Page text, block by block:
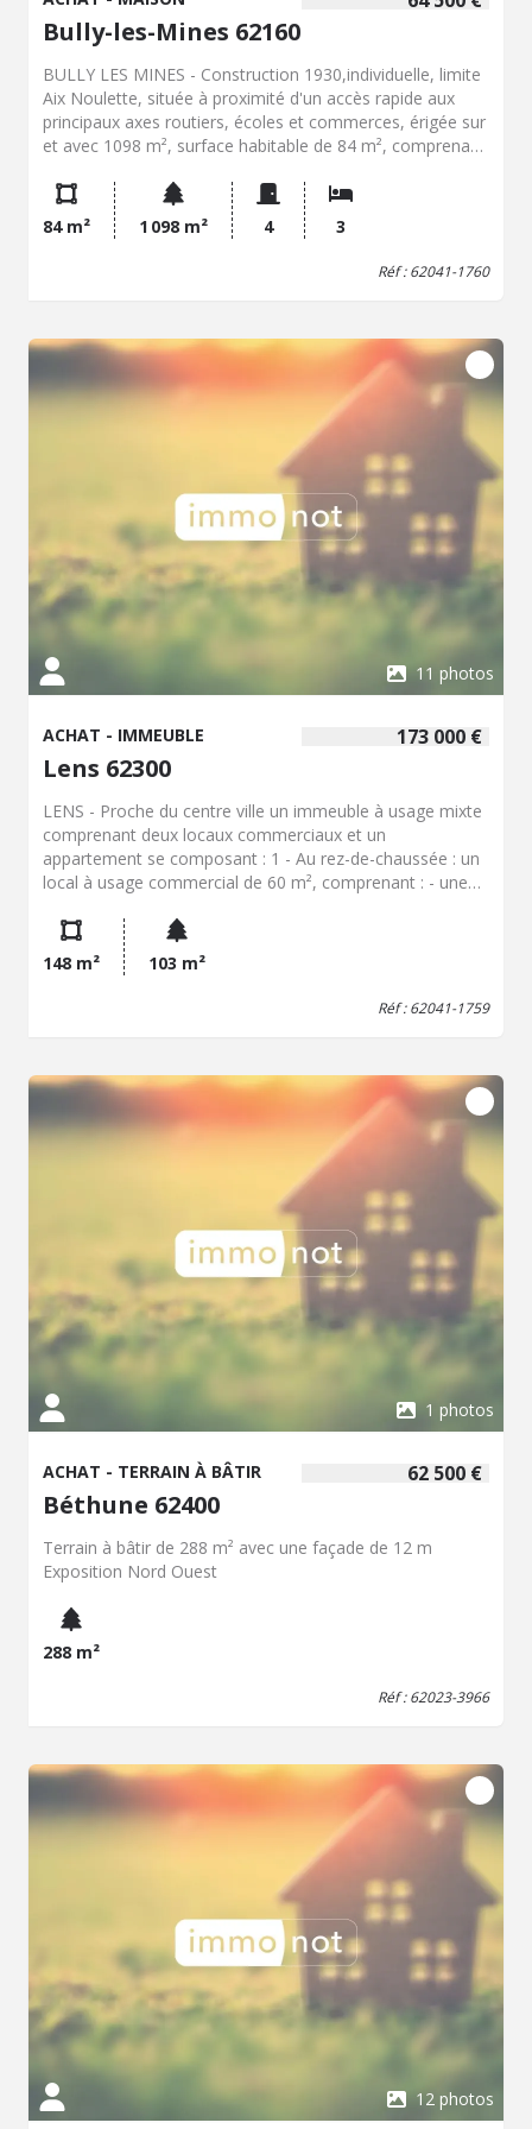
Bully-les-Mines 62160
BULLY LES MINES - Construction 1930,individuelle, limite
Aix Noulette, située à proximité d'un accès rapide aux
principaux axes routiers, écoles et commerces, érigée sur
et avec 1098 m², surface habitable de 84 m², comprenant
avec coin kitchenette, chambre, salle de bains, wc - A
l'Etage : Deux chambres - Cave - Chauffage : Gaz de ville -
Fosse septique : Fosse septique - Visite : sur rdv -
84 m² 1 098 m² 4 3
Réf : 62041-1760
11 photos
173 000 €
ACHAT - IMMEUBLE
Lens 62300
LENS - Proche du centre ville un immeuble à usage mixte
comprenant deux locaux commerciaux et un
appartement se composant : 1 - Au rez-de-chaussée : un
local à usage commercial de 60 m², comprenant : - une
cave aménagée - Chauffage électrique 2 - Un second
local d'environ 20 m², comprenant : - une pièce et un WC
3 - A l'étage : un appartement de 68 m² habitables,
comprenant : - Couloir, séjour-salon, cuisine équipée, une
Visite sur rendez-vous
148 m² 103 m²
Réf : 62041-1759
1 photos
62 500 €
ACHAT - TERRAIN À BÂTIR
Béthune 62400
Terrain à bâtir de 288 m² avec une façade de 12 m
Exposition Nord Ouest
288 m²
Réf : 62023-3966
12 photos